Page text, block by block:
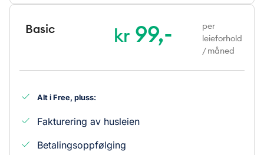
Basic kr99,-
per
leieforhold
/ måned
Alt i Free, pluss:
Fakturering av husleien
Betalingsoppfølging